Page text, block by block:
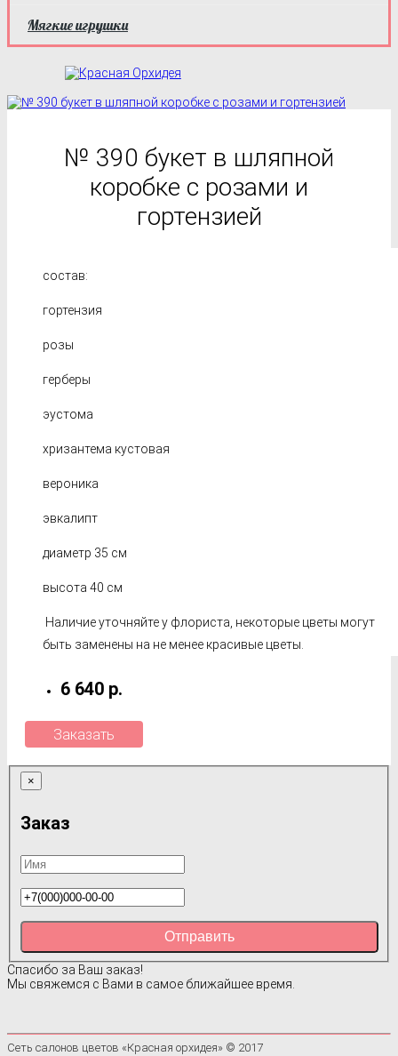
Мягкие игрушки
№ 390 букет в шляпной
коробке с розами и
гортензией
состав:
гортензия
розы
герберы
эустома
хризантема кустовая
вероника
эвкалипт
диаметр 35 см
высота 40 см
Наличие уточняйте у флориста, некоторые цветы могут
быть заменены на не менее красивые цветы.
6 640 р.
Заказать
×
Заказ
Отправить
Спасибо за Ваш заказ!
Мы свяжемся с Вами в самое ближайшее время.
Сеть салонов цветов «Красная орхидея» © 2017